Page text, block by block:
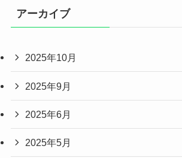
アーカイブ
2025年10月
2025年9月
2025年6月
2025年5月